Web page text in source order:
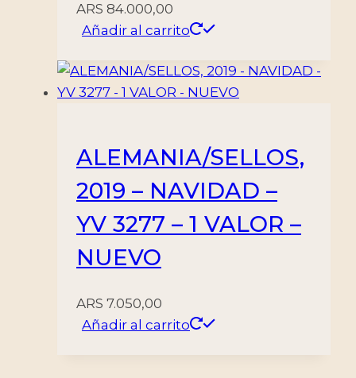
ARS 84.000,00
Añadir al carrito
ALEMANIA/SELLOS,
2019 – NAVIDAD –
YV 3277 – 1 VALOR –
NUEVO
ARS 7.050,00
Añadir al carrito